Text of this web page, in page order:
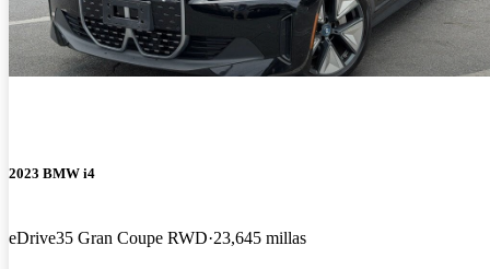
2023 BMW i4
eDrive35 Gran Coupe RWD 23,645 millas